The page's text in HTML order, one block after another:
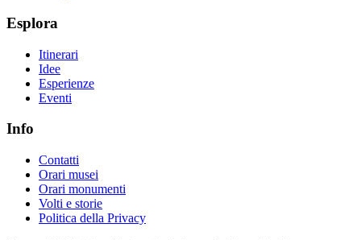
Esplora
Itinerari
Idee
Esperienze
Eventi
Info
Contatti
Orari musei
Orari monumenti
Volti e storie
Politica della Privacy